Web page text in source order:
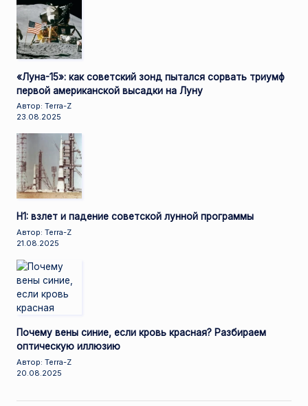
«Луна-15»: как советский зонд пытался сорвать триумф
первой американской высадки на Луну
Автор: Terra-Z
23.08.2025
Н1: взлет и падение советской лунной программы
Автор: Terra-Z
21.08.2025
Почему вены синие, если кровь красная? Разбираем
оптическую иллюзию
Автор: Terra-Z
20.08.2025